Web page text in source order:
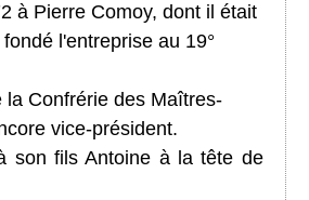
à Pierre Comoy, dont il était
l'entreprise au 19°
la Confrérie des Maîtres-
vice-président.
son fils Antoine à la tête de